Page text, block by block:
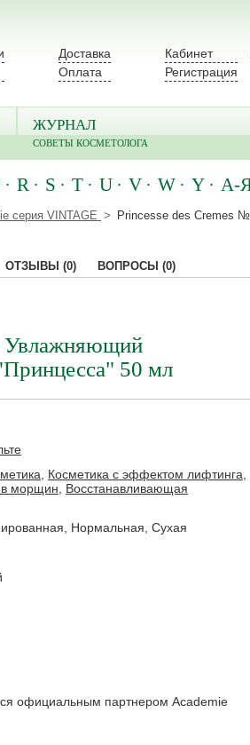
Доставка
Оплата
Кабинет
Регистрация
ЖУРНАЛ
СОВЕТЫ КОСМЕТОЛОГА
R S T U V W Y А-
серия VINTAGE
Princesse des Cremes
ОТЗЫВЫ (0) ВОПРОСЫ (0)
Увлажняющий
50 мл
Косметика с эффектом лифтинга
морщин
Восстанавливающая
Нормальная, Сухая
официальным партнером Academie